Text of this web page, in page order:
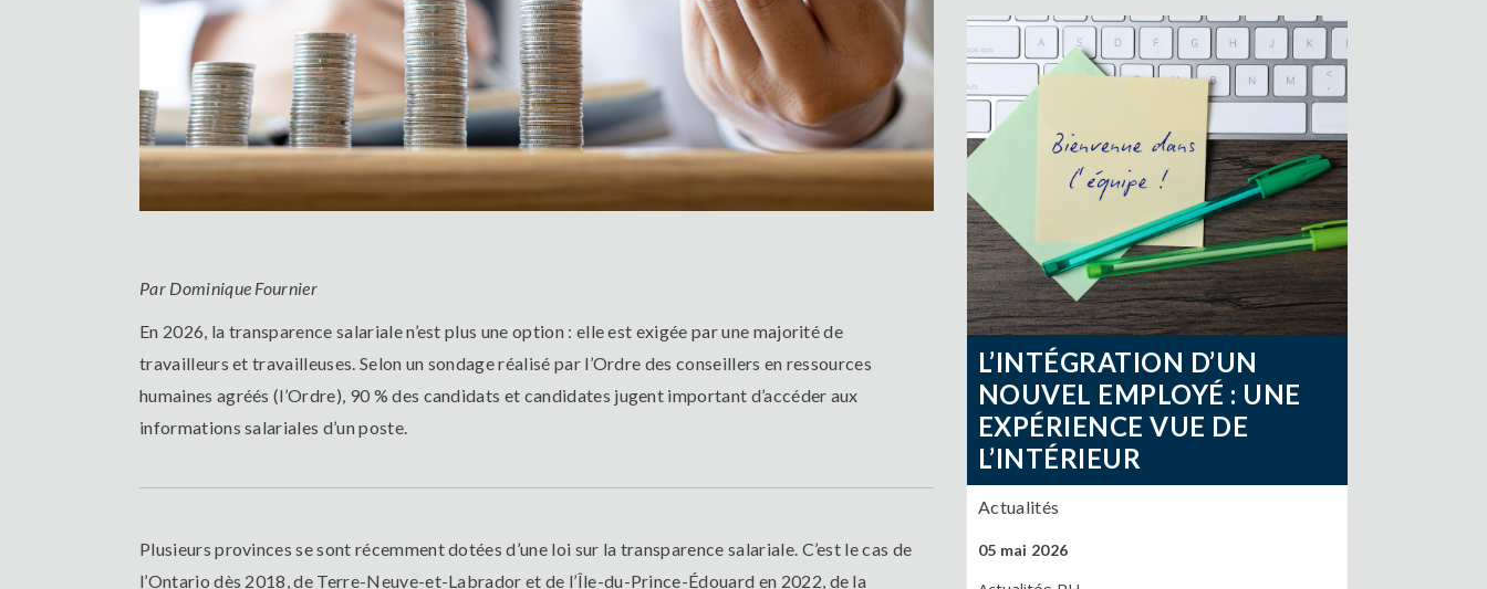
Par Dominique Fournier
En 2026, la transparence salariale n’est plus une option : elle est exigée par une majorité de
travailleurs et travailleuses. Selon un sondage réalisé par l’Ordre des conseillers en ressources
humaines agréés (l’Ordre), 90 % des candidats et candidates jugent important d’accéder aux
informations salariales d’un poste.
Plusieurs provinces se sont récemment dotées d’une loi sur la transparence salariale. C’est le cas de
l’Ontario dès 2018, de Terre-Neuve-et-Labrador et de l’Île-du-Prince-Édouard en 2022, de la
L’INTÉGRATION D’UN
NOUVEL EMPLOYÉ : UNE
EXPÉRIENCE VUE DE
L’INTÉRIEUR
Actualités
05 mai 2026